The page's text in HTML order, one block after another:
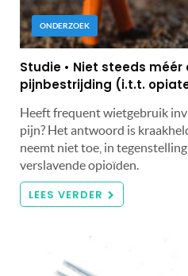
ONDERZOEK
Studie • Niet steeds
pijnbestrijding (i.t.t.
Heeft frequent wietgebruik
pijn? Het antwoord is
neemt niet toe, in
verslavende opioïden.
LEES VERDER